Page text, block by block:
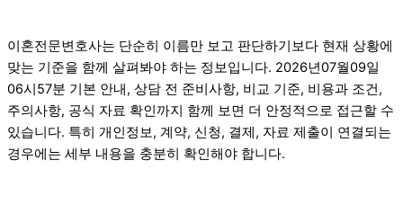
이혼전문변호사는 단순히 이름만 보고 판단하기보다 현재 상황에
맞는 기준을 함께 살펴봐야 하는 정보입니다. 2026년07월09일
06시57분 기본 안내, 상담 전 준비사항, 비교 기준, 비용과 조건,
주의사항, 공식 자료 확인까지 함께 보면 더 안정적으로 접근할 수
있습니다. 특히 개인정보, 계약, 신청, 결제, 자료 제출이 연결되는
경우에는 세부 내용을 충분히 확인해야 합니다.